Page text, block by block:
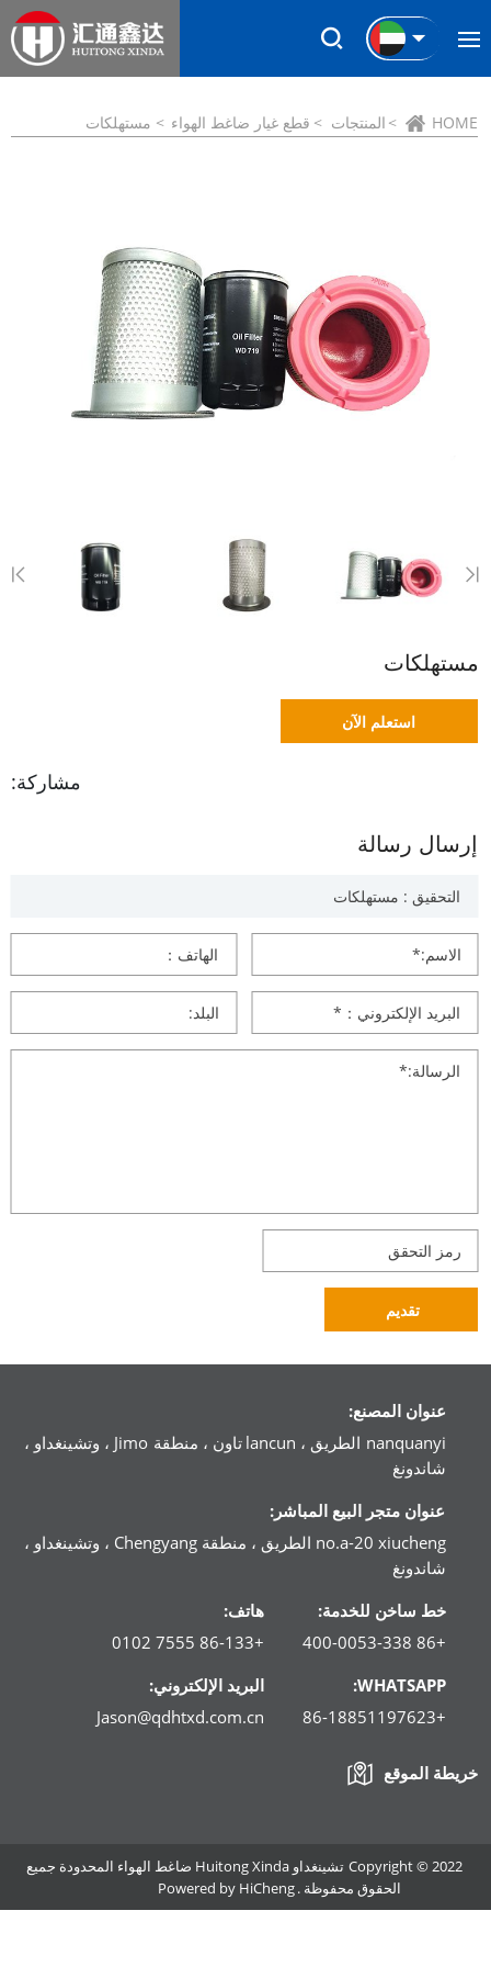
HOME المنتجات قطع غيار ضاغط الهواء مستهلكات
مستهلكات
استعلم الآن
مشاركة:
إرسال رسالة
تقديم
عنوان المصنع:
nanquanyi الطريق ، lancun تاون ، منطقة Jimo ، وتشينغداو ،
شاندونغ
عنوان متجر البيع المباشر:
no.a-20 xiucheng الطريق ، منطقة Chengyang ، وتشينغداو ،
شاندونغ
خط ساخن للخدمة:
+86 400-0053-338
هاتف:
+86-133 7555 0102
WHATSAPP:
+86-18851197623
البريد الإلكتروني:
Jason@qdhtxd.com.cn
خريطة الموقع
Copyright © 2022 تشينغداو Huitong Xinda ضاغط الهواء المحدودة جميع
الحقوق محفوظة .Powered by HiCheng